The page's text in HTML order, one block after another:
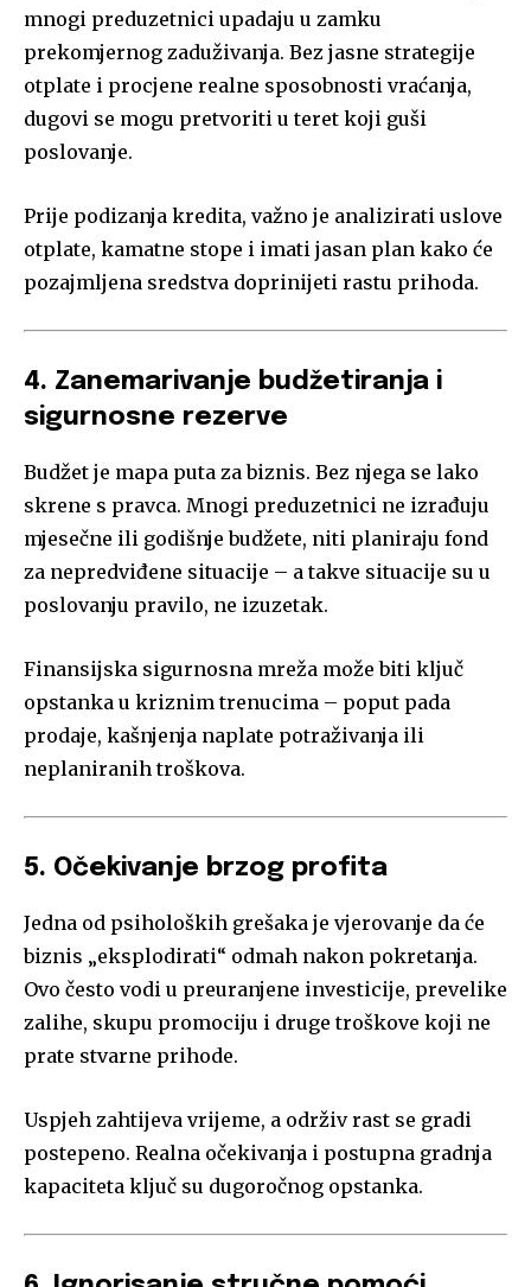
mnogi preduzetnici upadaju u zamku
prekomjernog zaduživanja. Bez jasne strategije
otplate i procjene realne sposobnosti vraćanja,
dugovi se mogu pretvoriti u teret koji guši
poslovanje.
Prije podizanja kredita, važno je analizirati uslove
otplate, kamatne stope i imati jasan plan kako će
pozajmljena sredstva doprinijeti rastu prihoda.
4. Zanemarivanje budžetiranja i
sigurnosne rezerve
Budžet je mapa puta za biznis. Bez njega se lako
skrene s pravca. Mnogi preduzetnici ne izrađuju
mjesečne ili godišnje budžete, niti planiraju fond
za nepredviđene situacije – a takve situacije su u
poslovanju pravilo, ne izuzetak.
Finansijska sigurnosna mreža može biti ključ
opstanka u kriznim trenucima – poput pada
prodaje, kašnjenja naplate potraživanja ili
neplaniranih troškova.
5. Očekivanje brzog profita
Jedna od psiholoških grešaka je vjerovanje da će
biznis „eksplodirati“ odmah nakon pokretanja.
Ovo često vodi u preuranjene investicije, prevelike
zalihe, skupu promociju i druge troškove koji ne
prate stvarne prihode.
Uspjeh zahtijeva vrijeme, a održiv rast se gradi
postepeno. Realna očekivanja i postupna gradnja
kapaciteta ključ su dugoročnog opstanka.